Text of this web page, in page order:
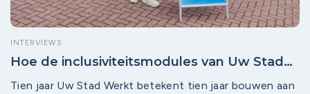
INTERVIEWS
Hoe de inclusiviteitsmodules van Uw Stad
Tien jaar Uw Stad Werkt betekent tien jaar bouwen aan